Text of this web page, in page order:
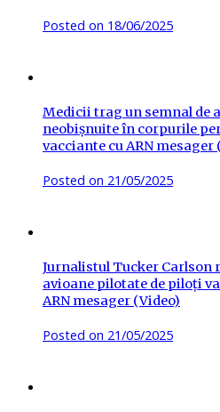
Posted on 18/06/2025
Medicii trag un semnal de
neobișnuite în corpurile
vacciante cu ARN mesager
Posted on 21/05/2025
Jurnalistul Tucker Carlson
avioane pilotate de piloți
ARN mesager (Video)
Posted on 21/05/2025